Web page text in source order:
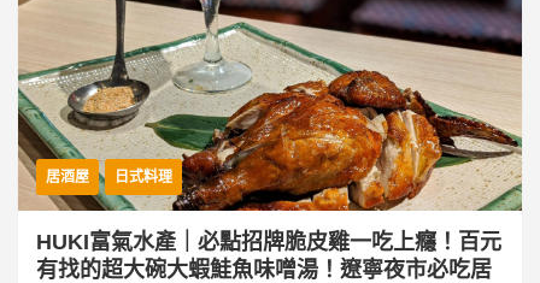
居酒屋 日式料理
HUKI富氣水產｜必點招牌脆皮雞一吃上癮！百元
有找的超大碗大蝦鮭魚味噌湯！遼寧夜市必吃居